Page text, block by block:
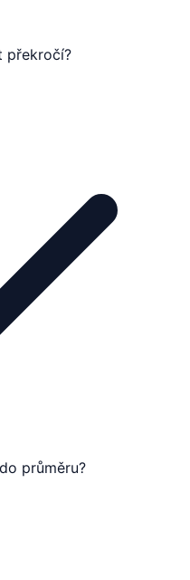
překročí?
průměru?